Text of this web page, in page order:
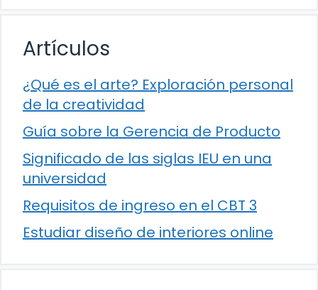
Artículos
¿Qué es el arte? Exploración personal
de la creatividad
Guía sobre la Gerencia de Producto
Significado de las siglas IEU en una
universidad
Requisitos de ingreso en el CBT 3
Estudiar diseño de interiores online